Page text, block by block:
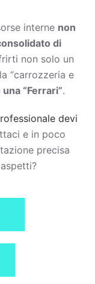
interne non
di
non solo un
“carrozzeria e
“Ferrari”.
devi
e in poco
precisa